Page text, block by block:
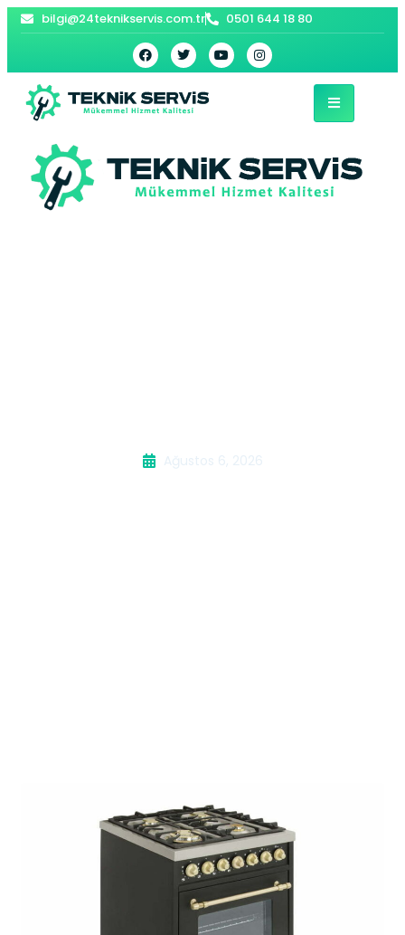
bilgi@24teknikservis.com.tr 0501 644 18 80
Ağustos 6, 2026